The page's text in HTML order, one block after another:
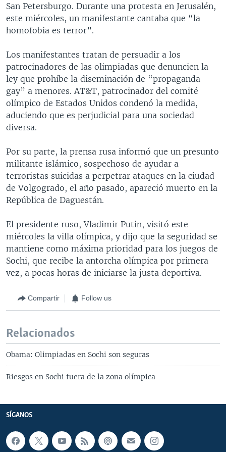
San Petersburgo. Durante una protesta en Jerusalén,
este miércoles, un manifestante cantaba que “la
homofobia es terror”.
Los manifestantes tratan de persuadir a los
patrocinadores de las olimpiadas que denuncien la
ley que prohíbe la diseminación de “propaganda
gay” a menores. AT&T, patrocinador del comité
olímpico de Estados Unidos condenó la medida,
aduciendo que es perjudicial para una sociedad
diversa.
Por su parte, la prensa rusa informó que un presunto
militante islámico, sospechoso de ayudar a
terroristas suicidas a perpetrar ataques en la ciudad
de Volgogrado, el año pasado, apareció muerto en la
República de Daguestán.
El presidente ruso, Vladimir Putin, visitó este
miércoles la villa olímpica, y dijo que la seguridad se
mantiene como máxima prioridad para los juegos de
Sochi, que recibe la antorcha olímpica por primera
vez, a pocas horas de iniciarse la justa deportiva.
Compartir Follow us
Relacionados
Obama: Olimpiadas en Sochi son seguras
Riesgos en Sochi fuera de la zona olímpica
SÍGANOS